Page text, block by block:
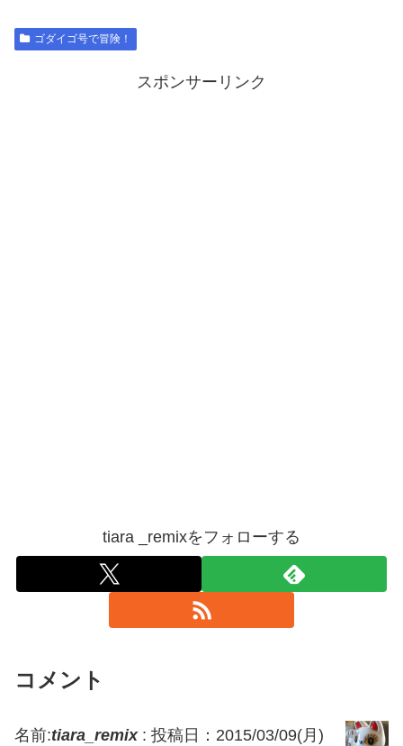
ゴダイゴ号で冒険！
スポンサーリンク
tiara _remixをフォローする
コメント
名前:tiara_remix: 投稿日：2015/03/09(月)